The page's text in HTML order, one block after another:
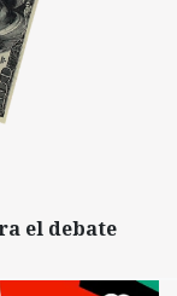
el debate